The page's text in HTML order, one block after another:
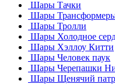
Шары Тачки
Шары
Шары Тролли
Шары Холодное
Шары Хэллоу Китти
Шары Человек паук
Шары Черепашки
Шары Щенячий